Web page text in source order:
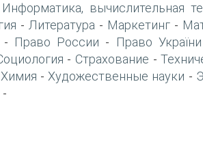
Информатика, вычислительная
- Литература - Маркетинг -
- Право России - Право України
- Страхование -
Химия -Художественные науки -
-